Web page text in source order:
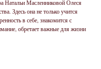
Натальи Масленниковой Олеся
Здесь она не только учится
в себе, знакомится с
обретает важные для жизни